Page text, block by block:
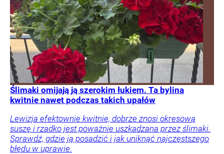
Ślimaki omijają ją szerokim łukiem. Ta bylina
kwitnie nawet podczas takich upałów
Lewizja efektownie kwitnie, dobrze znosi okresową
suszę i rzadko jest poważnie uszkadzana przez ślimaki.
Sprawdź, gdzie ją posadzić i jak uniknąć najczęstszego
błędu w uprawie.